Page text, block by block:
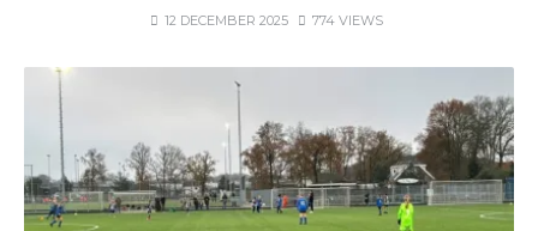
12 DECEMBER 2025
774 VIEWS